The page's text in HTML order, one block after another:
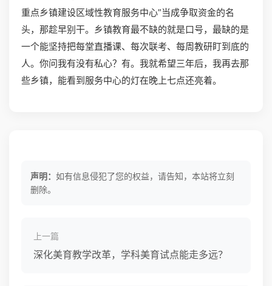
重点乡镇建设区域性教育服务中心”当成争取资金的名
头，那趁早别干。乡镇教育最不缺的就是口号，最缺的是
一个能坚持把每堂直播课、每次联考、每周教研盯到底的
人。你问我有没有私心？有。我就希望三年后，我再去那
些乡镇，能看到服务中心的灯在晚上七点还亮着。
声明： 如有信息侵犯了您的权益，请告知，本站将立刻
删除。
上一篇
深化美育教学改革，学科美育试点能走多远？